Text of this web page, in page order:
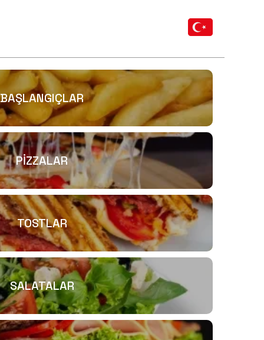
BAŞLANGIÇLAR
PİZZALAR
TOSTLAR
SALATALAR